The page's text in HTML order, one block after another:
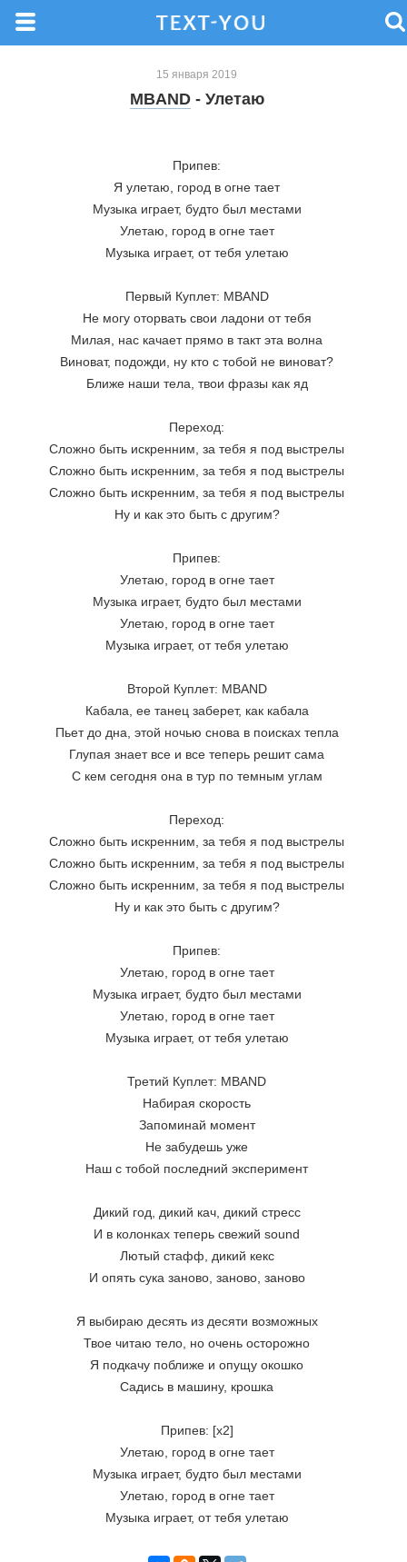
15 января 2019
MBAND- Улетаю
Припев:
Я улетаю, город в огне тает
Музыка играет, будто был местами
Улетаю, город в огне тает
Музыка играет, от тебя улетаю
Первый Куплет: MBAND
Не могу оторвать свои ладони от тебя
Милая, нас качает прямо в такт эта волна
Виноват, подожди, ну кто с тобой не виноват?
Ближе наши тела, твои фразы как яд
Переход:
Сложно быть искренним, за тебя я под выстрелы
Сложно быть искренним, за тебя я под выстрелы
Сложно быть искренним, за тебя я под выстрелы
Ну и как это быть с другим?
Припев:
Улетаю, город в огне тает
Музыка играет, будто был местами
Улетаю, город в огне тает
Музыка играет, от тебя улетаю
Второй Куплет: MBAND
Кабала, ее танец заберет, как кабала
Пьет до дна, этой ночью снова в поисках тепла
Глупая знает все и все теперь решит сама
С кем сегодня она в тур по темным углам
Переход:
Сложно быть искренним, за тебя я под выстрелы
Сложно быть искренним, за тебя я под выстрелы
Сложно быть искренним, за тебя я под выстрелы
Ну и как это быть с другим?
Припев:
Улетаю, город в огне тает
Музыка играет, будто был местами
Улетаю, город в огне тает
Музыка играет, от тебя улетаю
Третий Куплет: MBAND
Набирая скорость
Запоминай момент
Не забудешь уже
Наш с тобой последний эксперимент
Дикий год, дикий кач, дикий стресс
И в колонках теперь свежий sound
Лютый стафф, дикий кекс
И опять сука заново, заново, заново
Я выбираю десять из десяти возможных
Твое читаю тело, но очень осторожно
Я подкачу поближе и опущу окошко
Садись в машину, крошка
Припев: [x2]
Улетаю, город в огне тает
Музыка играет, будто был местами
Улетаю, город в огне тает
Музыка играет, от тебя улетаю